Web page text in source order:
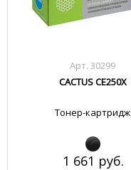
Арт. 30299
CACTUS CE250X
Тонер-картридж
1 661 руб.